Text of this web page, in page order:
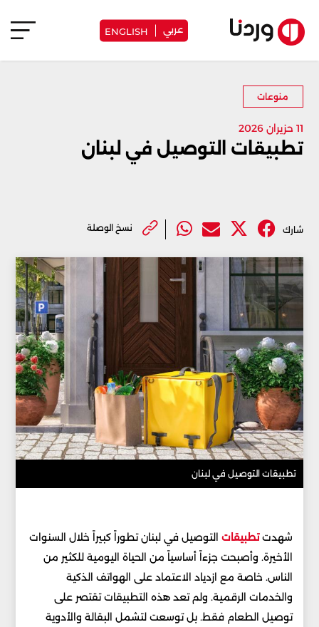
عربي ENGLISH
منوعات
11 حزيران 2026
تطبيقات التوصيل في لبنان
شارك نسخ الوصلة
تطبيقات التوصيل في لبنان
شهدتتطبيقات التوصيل في لبنان تطوراً كبيراً خلال السنوات
الأخيرة. وأصبحت جزءاً أساسياً من الحياة اليومية للكثير من
الناس. خاصة مع ازدياد الاعتماد على الهواتف الذكية
والخدمات الرقمية. ولم تعد هذه التطبيقات تقتصر على
توصيل الطعام فقط. بل توسعت لتشمل البقالة والأدوية